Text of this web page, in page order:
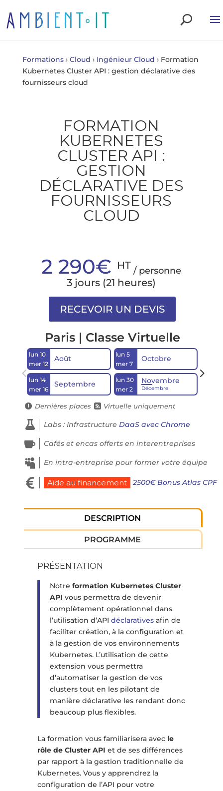
Formations › Cloud › Ingénieur Cloud › Formation
Kubernetes Cluster API : gestion déclarative des
fournisseurs cloud
FORMATION
KUBERNETES
CLUSTER API :
GESTION
DÉCLARATIVE DES
FOURNISSEURS
CLOUD
2 290€ HT / personne
3 jours (21 heures)
Paris | Classe Virtuelle
lun 10
mer 12
Août
lun 14
mer 16
Septembre
lun 5
mer 7
Octobre
lun 30
mer 2
Novembre
Décembre
 Dernières places  Virtuelle uniquement
 Labs : Infrastructure DaaS avec Chrome
 Cafés et encas offerts en interentreprises
 En intra-entreprise pour former votre équipe
 Aide au financement 2500€ Bonus Atlas CPF
DESCRIPTION
PROGRAMME
PRÉSENTATION
Notre formation Kubernetes Cluster
API vous permettra de devenir
complètement opérationnel dans
l’utilisation d’API déclarativesafin de
faciliter création, à la configuration et
à la gestion de vos environnements
Kubernetes. L’utilisation de cette
extension vous permettra
d’automatiser la gestion de vos
clusters tout en les pilotant de
manière déclarative les rendant donc
beaucoup plus flexibles.
La formation vous familiarisera avecle
rôle de Cluster API et de ses différences
par rapport à la gestion traditionnelle de
Kubernetes. Vous y apprendrez la
configuration de l’API pour votre